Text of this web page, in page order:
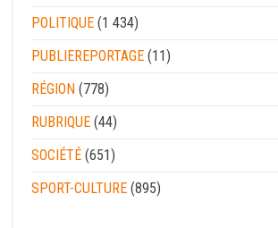
POLITIQUE (1 434)
PUBLIEREPORTAGE (11)
RÉGION (778)
RUBRIQUE (44)
SOCIÉTÉ (651)
SPORT-CULTURE (895)